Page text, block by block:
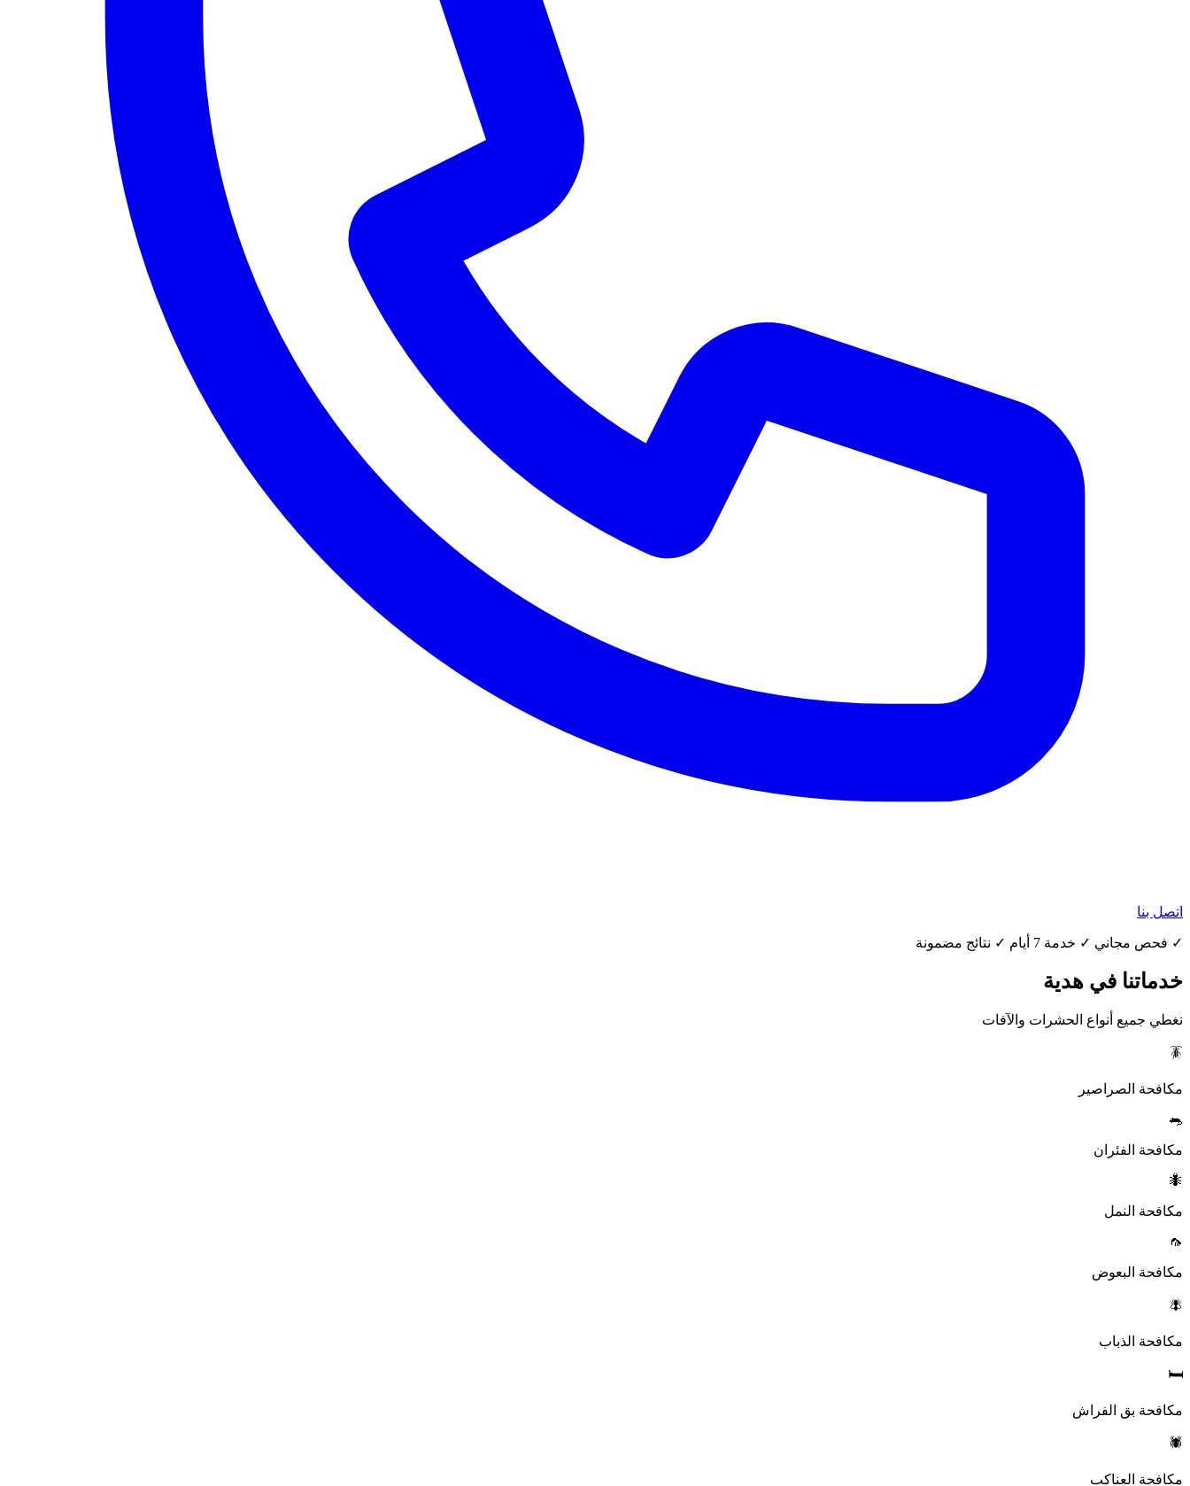
اتصل بنا
✓ فحص مجاني ✓ خدمة 7 أيام ✓ نتائج مضمونة
خدماتنا في هدية
نغطي جميع أنواع الحشرات والآفات
🪳
مكافحة الصراصير
🐀
مكافحة الفئران
🐜
مكافحة النمل
🦟
مكافحة البعوض
🪰
مكافحة الذباب
🛏️
مكافحة بق الفراش
🕷️
مكافحة العناكب